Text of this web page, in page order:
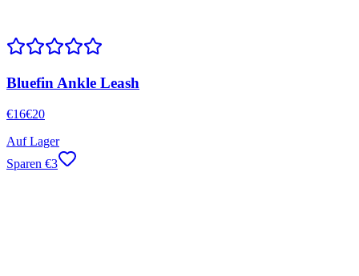
Bluefin Ankle Leash
€16€20
Auf Lager
Sparen €3